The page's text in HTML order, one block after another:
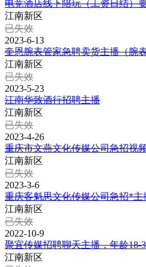
电竞酒店线下陪玩（工资日结）
江南新区
已失效
2023-6-13
奎恩腕表管家急聘卖货主播（腕
江南新区
已失效
2023-5-23
江南华致酒行招聘主播
江南新区
已失效
2023-4-26
重庆市文燕文化传媒公司急招视
江南新区
已失效
2023-3-6
重庆客魁思文化传媒公司急招*主
江南新区
已失效
2022-10-9
聚宜传媒招聘聊天主播，年龄18-
江南新区